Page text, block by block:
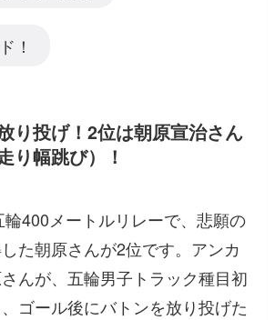
！
り投げ！2位は朝原宣治さん
り幅跳び）！
400メートルリレーで、悲願の
た朝原さんが2位です。アンカ
んが、五輪男子トラック種目初
ゴール後にバトンを放り投げた